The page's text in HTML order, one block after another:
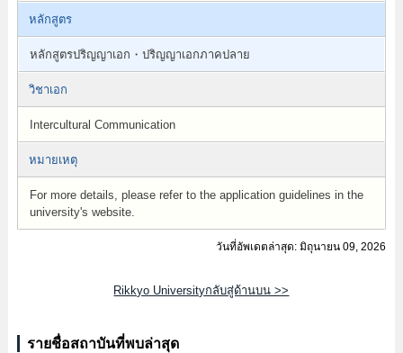
หลักสูตร
หลักสูตรปริญญาเอก・ปริญญาเอกภาคปลาย
วิชาเอก
Intercultural Communication
หมายเหตุ
For more details, please refer to the application guidelines in the
university's website.
วันที่อัพเดตล่าสุด: มิถุนายน 09, 2026
Rikkyo Universityกลับสู่ด้านบน >>
รายชื่อสถาบันที่พบล่าสุด